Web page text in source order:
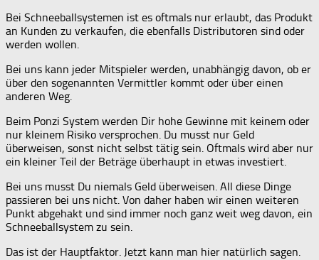
Bei Schneeballsystemen ist es oftmals nur erlaubt, das Produkt
an Kunden zu verkaufen, die ebenfalls Distributoren sind oder
werden wollen.
Bei uns kann jeder Mitspieler werden, unabhängig davon, ob er
über den sogenannten Vermittler kommt oder über einen
anderen Weg.
Beim Ponzi System werden Dir hohe Gewinne mit keinem oder
nur kleinem Risiko versprochen. Du musst nur Geld
überweisen, sonst nicht selbst tätig sein. Oftmals wird aber nur
ein kleiner Teil der Beträge überhaupt in etwas investiert.
Bei uns musst Du niemals Geld überweisen. All diese Dinge
passieren bei uns nicht. Von daher haben wir einen weiteren
Punkt abgehakt und sind immer noch ganz weit weg davon, ein
Schneeballsystem zu sein.
Das ist der Hauptfaktor. Jetzt kann man hier natürlich sagen.